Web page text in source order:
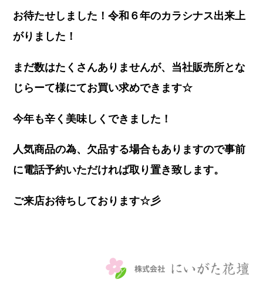
お待たせしました！令和６年のカラシナス出来上
がりました！
まだ数はたくさんありませんが、当社販売所とな
じらーて様にてお買い求めできます☆
今年も辛く美味しくできました！
人気商品の為、欠品する場合もありますので事前
に電話予約いただければ取り置き致します。
ご来店お待ちしております☆彡